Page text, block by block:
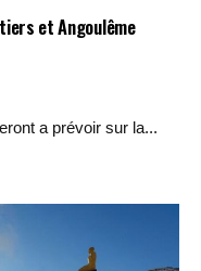
et Angoulême
a prévoir sur la...